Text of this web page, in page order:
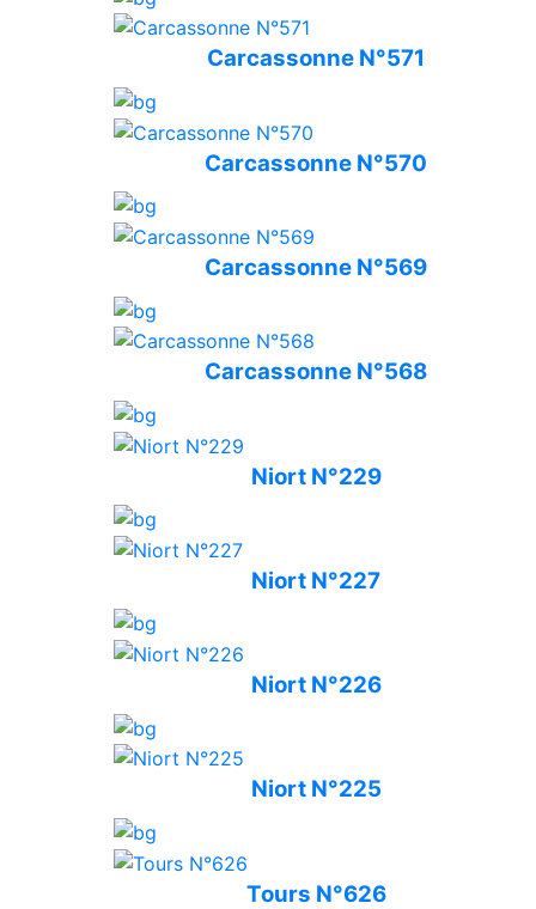
Carcassonne N°571
Carcassonne N°570
Carcassonne N°569
Carcassonne N°568
Niort N°229
Niort N°227
Niort N°226
Niort N°225
Tours N°626